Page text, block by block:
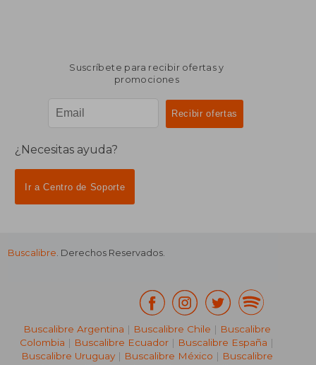
₡ 67.342
Suscríbete para recibir ofertas y
promociones
¿Necesitas ayuda?
Ir a Centro de Soporte
Buscalibre. Derechos Reservados.
Buscalibre Argentina | Buscalibre Chile | Buscalibre
Colombia | Buscalibre Ecuador | Buscalibre España |
Buscalibre Uruguay| Buscalibre México | Buscalibre